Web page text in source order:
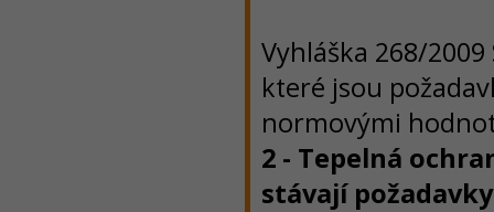
Vyhláška 268/
které jsou
normovými
2 - Tepelná
stávají požadavky